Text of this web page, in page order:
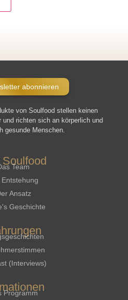
abonnieren
von Soulfood stellen keinen
und richten sich an körperlich und
gesunde Menschen.​
Soulfood
Team
Entstehung
Ansatz
Geschichte
(Interviews)
Programm